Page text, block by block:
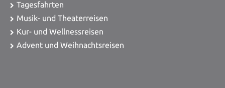
Tagesfahrten
Musik- und Theaterreisen
Kur- und Wellnessreisen
Advent und Weihnachtsreisen